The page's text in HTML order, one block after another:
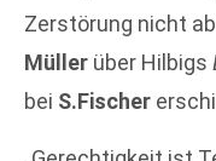
Zerstörung nicht
Müller über Hilbigs
bei S.Fischer